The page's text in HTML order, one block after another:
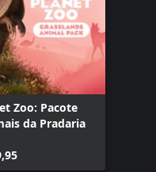
neste cenário
rica socialite Tiffany
realocando os
para um ambiente mais
bazar num oásis. Aqui,
uma preciosidade
imperdível. Os
estão funcionando muito
conter o calor,
Zoo: Pacote
da Pradaria